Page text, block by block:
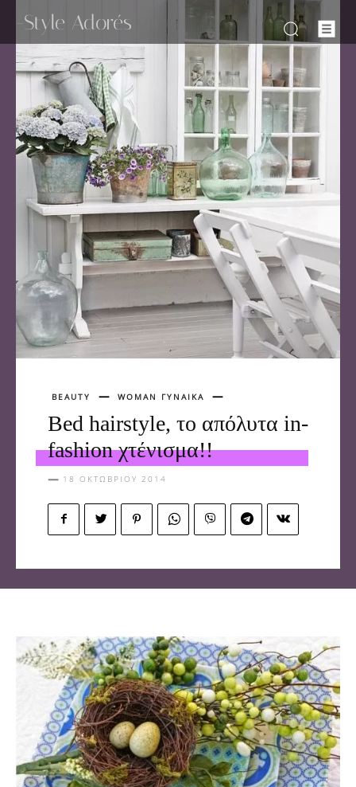
-Style Adorés
BEAUTY WOMAN ΓΥΝΑΙΚΑ
Bed hairstyle, το απόλυτα in-
fashion χτένισμα!!
18 ΟΚΤΩΒΡΊΟΥ 2014